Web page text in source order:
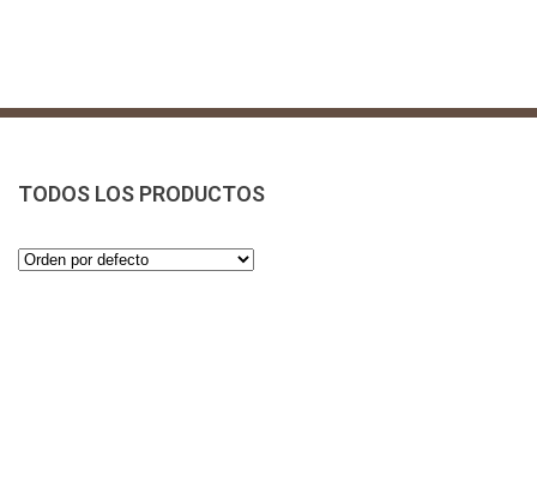
TODOS LOS PRODUCTOS